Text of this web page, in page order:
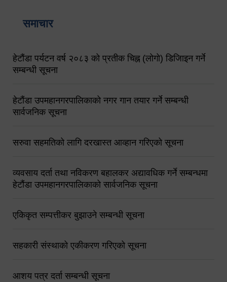
समाचार
हेटौंडा पर्यटन वर्ष २०८३ को प्रतीक चिह्न (लोगो) डिजिाइन गर्ने
सम्बन्धी सूचना
हेटौंडा उपमहानगरपालिकाको नगर गान तयार गर्ने सम्बन्धी
सार्वजनिक सूचना
सरुवा सहमतिको लागि दरखास्त आव्हान गरिएको सूचना
व्यवसाय दर्ता तथा नविकरण बहालकर अद्यावधिक गर्ने सम्बन्धमा
हेटौंडा उपमहानगरपालिकाको सार्वजनिक सूचना
एकिकृत सम्पत्तीकर बुझाउने सम्बन्धी सूचना
सहकारी संस्थाको एकीकरण गरिएको सूचना
आशय पत्र दर्ता सम्बन्धी सूचना